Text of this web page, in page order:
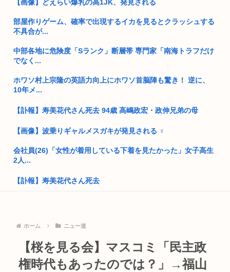
自民党「日本人56す56す56す56す56すコロスコロスコロ
熊本地震避難所で高市早苗の態度が非常に良いと話題
ドイツ人、熱中症で1ヶ月で9600人死亡www
かな...
いんだ...
高市早苗「消費税減税の財源は今から考える」
の(ド...
中国大使館に侵入した自衛官（24）、動機を告白「中国の強硬
外交を...
【画像】どえらい爆乳の高1JK、発見される
部屋作りゲーム、確率で出現するイカを見るとクラッシュする
不具合が...
中部各地に危険度「Sランク」断層帯 専門家「南海トラフだけ
でなく...
ホワソ村上宗隆の英語力向上にホワソ首脳陣も驚き！ 逆に、
10年メ...
【訃報】寿美花代さん死去 94歳 高嶋政宏・政伸兄弟の母
【画像】波乗りギャルメスガキが発見される ‍♀
会社員(26)「女性が着用している下着を見たかった」女子高生
2人...
【訃報】寿美花代さん死去
【闇深】小学館の編集者オジサン、グラドルを密室に呼び出し
胸を見せ...
【画像】お●ぱいピアノさん尻を出すwww
ホーム ニュー速
【桜を見る会】マスコミ「民主政
権時代もあったのでは？」→福山